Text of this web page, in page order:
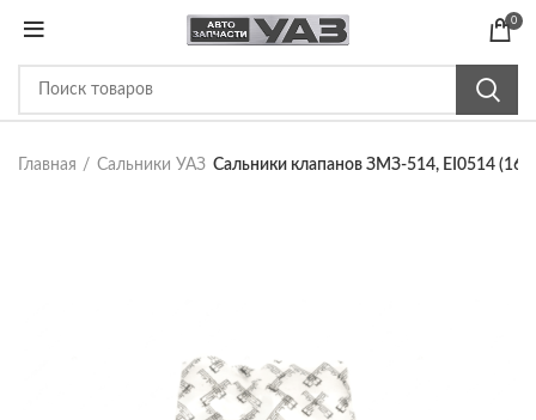
0
Главная Сальники УАЗ Сальники клапанов ЗМЗ-514, EI0514 (16